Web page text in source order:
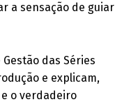
a sensação de guiar
das Séries
e explicam,
o verdadeiro